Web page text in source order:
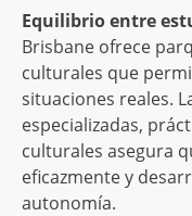
Equilibrio entre
Brisbane ofrece
culturales que
situaciones reales.
especializadas,
culturales asegura
eficazmente y
autonomía.